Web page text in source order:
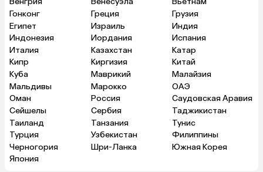
Гонконг
Греция
Грузия
Египет
Израиль
Индия
Индонезия
Иордания
Испания
Италия
Казахстан
Катар
Кипр
Киргизия
Китай
Куба
Маврикий
Малайзия
Мальдивы
Марокко
ОАЭ
Оман
Россия
Саудовская Аравия
Сейшелы
Сербия
Таджикистан
Таиланд
Танзания
Тунис
Турция
Узбекистан
Филиппины
Черногория
Шри-Ланка
Южная Корея
Япония